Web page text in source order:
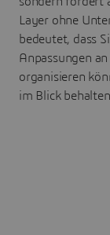
Layer ohne
bedeutet, dass
Anpassungen
organisieren
im Blick behalten.